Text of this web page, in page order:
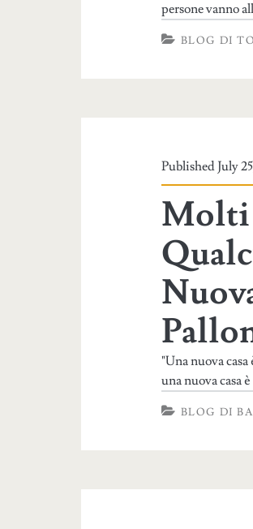
persone vanno
BLOG DI
Published July
Molti
"Una nuova
una nuova casa
BLOG DI